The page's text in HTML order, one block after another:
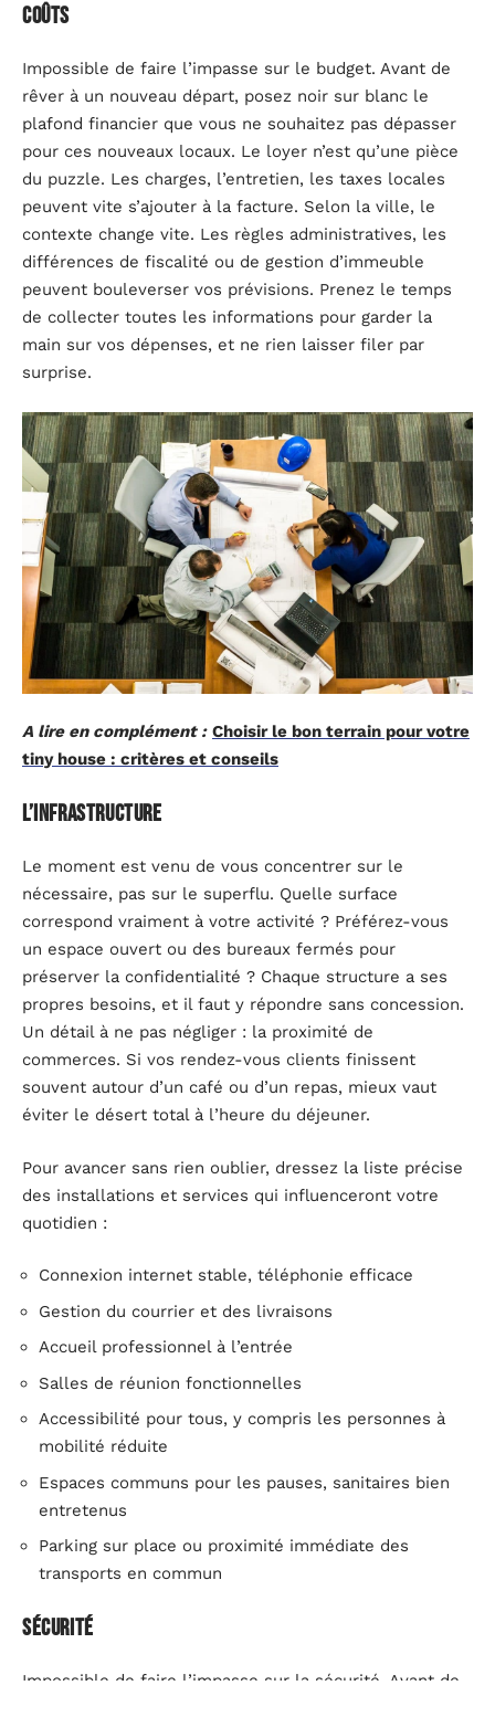
Coûts
Impossible de faire l’impasse sur le budget. Avant de
rêver à un nouveau départ, posez noir sur blanc le
plafond financier que vous ne souhaitez pas dépasser
pour ces nouveaux locaux. Le loyer n’est qu’une pièce
du puzzle. Les charges, l’entretien, les taxes locales
peuvent vite s’ajouter à la facture. Selon la ville, le
contexte change vite. Les règles administratives, les
différences de fiscalité ou de gestion d’immeuble
peuvent bouleverser vos prévisions. Prenez le temps
de collecter toutes les informations pour garder la
main sur vos dépenses, et ne rien laisser filer par
surprise.
A lire en complément : Choisir le bon terrain pour votre
tiny house : critères et conseils
L’infrastructure
Le moment est venu de vous concentrer sur le
nécessaire, pas sur le superflu. Quelle surface
correspond vraiment à votre activité ? Préférez-vous
un espace ouvert ou des bureaux fermés pour
préserver la confidentialité ? Chaque structure a ses
propres besoins, et il faut y répondre sans concession.
Un détail à ne pas négliger : la proximité de
commerces. Si vos rendez-vous clients finissent
souvent autour d’un café ou d’un repas, mieux vaut
éviter le désert total à l’heure du déjeuner.
Pour avancer sans rien oublier, dressez la liste précise
des installations et services qui influenceront votre
quotidien :
Connexion internet stable, téléphonie efficace
Gestion du courrier et des livraisons
Accueil professionnel à l’entrée
Salles de réunion fonctionnelles
Accessibilité pour tous, y compris les personnes à
mobilité réduite
Espaces communs pour les pauses, sanitaires bien
entretenus
Parking sur place ou proximité immédiate des
transports en commun
Sécurité
Impossible de faire l’impasse sur la sécurité. Avant de